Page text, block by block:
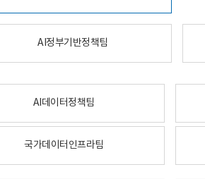
AI정부기반정책팀
AI데이터정책팀
국가데이터인프라팀